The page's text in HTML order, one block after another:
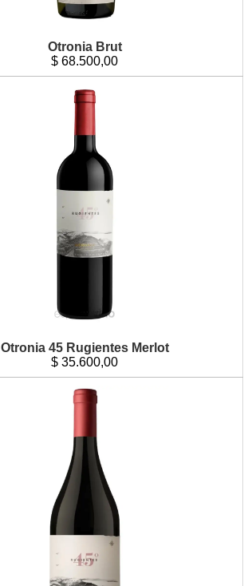
Otronia Brut
$ 68.500,00
Otronia 45 Rugientes Merlot
$ 35.600,00